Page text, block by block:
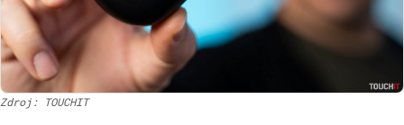
Zdroj: TOUCHIT